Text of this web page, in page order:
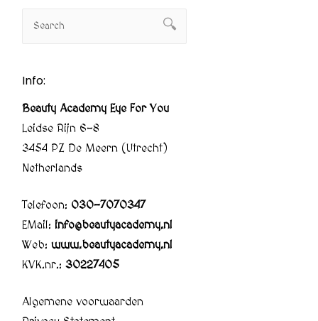
Info:
Beauty Academy Eye For You
Leidse Rijn 6-8
3454 PZ De Meern (Utrecht)
Netherlands
Telefoon: 030-7070347
EMail: info@beautyacademy.nl
Web: www.beautyacademy.nl
KVK.nr.: 30227405
Algemene voorwaarden